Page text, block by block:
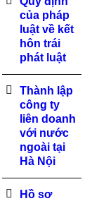
của pháp
luật về kết
hôn trái
phát luật
Thành lập
công ty
liên doanh
với nước
ngoài tại
Hà Nội
Hồ sơ